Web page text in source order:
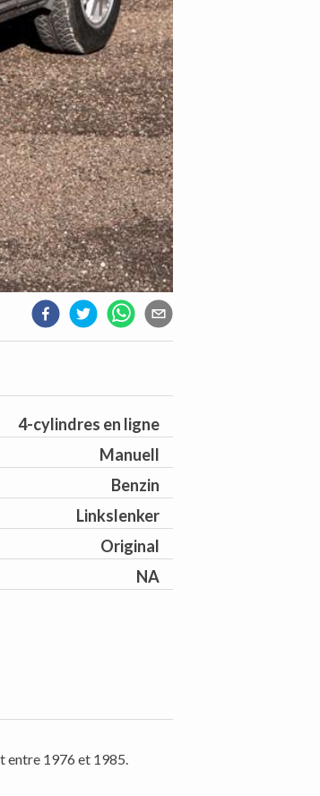
4-cylindres en ligne
Manuell
Benzin
Linkslenker
Original
NA
entre 1976 et 1985.